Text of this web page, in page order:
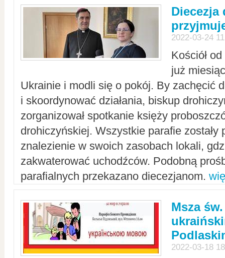
Diecezja
2022-03-24
Kościół
już
Ukrainie i modli się o pokój. By zachęcić
i skoordynować działania, biskup
zorganizował spotkanie księży
drohiczyńskiej. Wszystkie parafie zostały
znalezienie w swoich zasobach lokali,
zakwaterować uchodźców. Podobną
parafialnych przekazano diecezjanom.
Msza
2022-03-18